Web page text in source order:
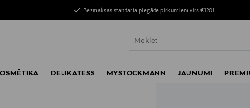
Bezmaksas standarta piegāde pirkumiem virs €120!
DELIKATESS MYSTOCKMANN JAUNUMI